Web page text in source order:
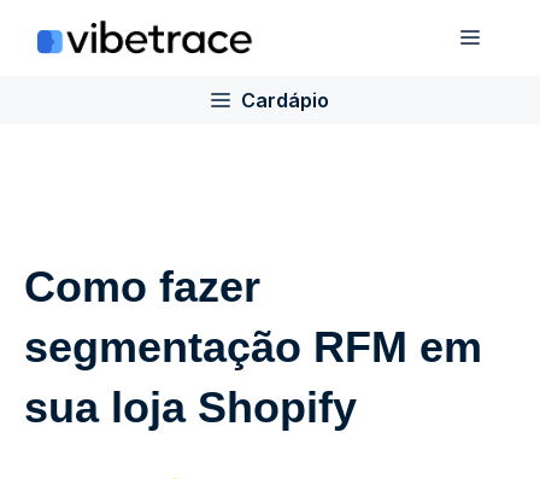
para
Cardápio
Como fazer
segmentação RFM em
sua loja Shopify